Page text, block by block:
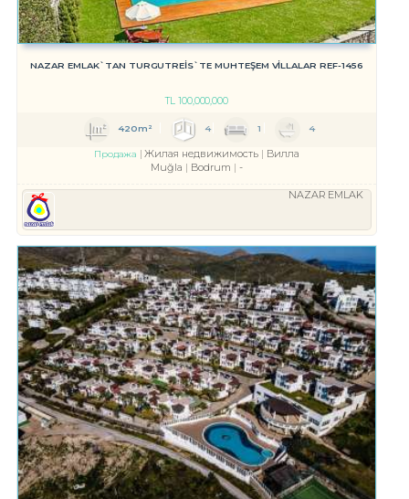
NAZAR EMLAK`TAN TURGUTREİS`TE MUHTEŞEM VİLLALAR REF-1456
TL100,000,000
420m² 4 1 4
Продажа Жилая недвижимость
Вилла
Muğla
Bodrum -
NAZAR EMLAK